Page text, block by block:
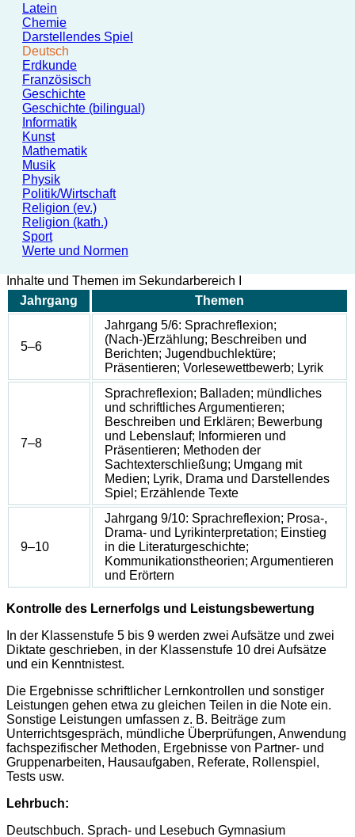
Latein
Chemie
Darstellendes Spiel
Deutsch
Erdkunde
Französisch
Geschichte
Geschichte (bilingual)
Informatik
Kunst
Mathematik
Musik
Physik
Politik/Wirtschaft
Religion (ev.)
Religion (kath.)
Sport
Werte und Normen
Inhalte und Themen im Sekundarbereich I
Jahrgang
Themen
5–6
Jahrgang 5/6: Sprachreflexion;
(Nach-)Erzählung; Beschreiben und
Berichten; Jugendbuchlektüre;
Präsentieren; Vorlesewettbewerb; Lyrik
7–8
Sprachreflexion; Balladen; mündliches
und schriftliches Argumentieren;
Beschreiben und Erklären; Bewerbung
und Lebenslauf; Informieren und
Präsentieren; Methoden der
Sachtexterschließung; Umgang mit
Medien; Lyrik, Drama und Darstellendes
Spiel; Erzählende Texte
9–10
Jahrgang 9/10: Sprachreflexion; Prosa-,
Drama- und Lyrikinterpretation; Einstieg
in die Literaturgeschichte;
Kommunikationstheorien; Argumentieren
und Erörtern
Kontrolle des Lernerfolgs und Leistungsbewertung
In der Klassenstufe 5 bis 9 werden zwei Aufsätze und zwei
Diktate geschrieben, in der Klassenstufe 10 drei Aufsätze
und ein Kenntnistest.
Die Ergebnisse schriftlicher Lernkontrollen und sonstiger
Leistungen gehen etwa zu gleichen Teilen in die Note ein.
Sonstige Leistungen umfassen z. B. Beiträge zum
Unterrichtsgespräch, mündliche Überprüfungen, Anwendung
fachspezifischer Methoden, Ergebnisse von Partner- und
Gruppenarbeiten, Hausaufgaben, Referate, Rollenspiel,
Tests usw.
Lehrbuch:
Deutschbuch. Sprach- und Lesebuch Gymnasium